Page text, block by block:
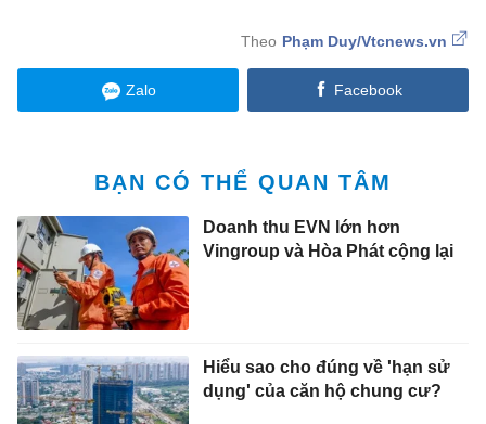
Phạm Duy/Vtcnews.vn
Zalo Facebook
BẠN CÓ THỂ QUAN TÂM
Doanh thu EVN lớn hơn
Vingroup và Hòa Phát cộng lại
Hiểu sao cho đúng về 'hạn sử
dụng' của căn hộ chung cư?